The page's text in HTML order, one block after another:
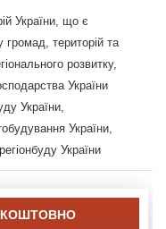
України, що є
громад, територій та
розвитку,
України
України,
України,
України